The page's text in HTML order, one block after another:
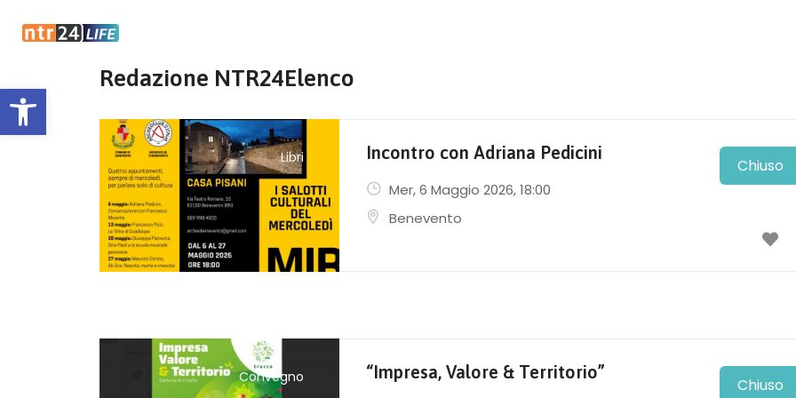
Open toolbarRedazione NTR24Elenco
Libri Incontro con Adriana Pedicini
Chiuso
Mer, 6 Maggio 2026, 18:00
Benevento
Convegno “Impresa, Valore & Territorio”
Chiuso